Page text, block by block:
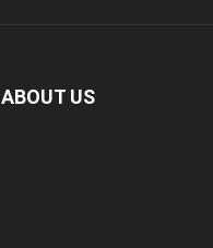
ABOUT US